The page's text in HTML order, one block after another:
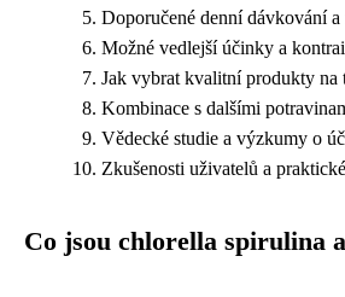
Doporučené denní dávkování
Možné vedlejší účinky a
Jak vybrat kvalitní produkty na
Kombinace s dalšími
Vědecké studie a výzkumy o
Zkušenosti uživatelů a
Co jsou chlorella spirulina